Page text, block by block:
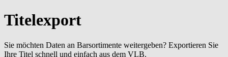
Titelexport
Sie möchten Daten an Barsortimente weitergeben? Exportieren Sie
Ihre Titel schnell und einfach aus dem VLB.